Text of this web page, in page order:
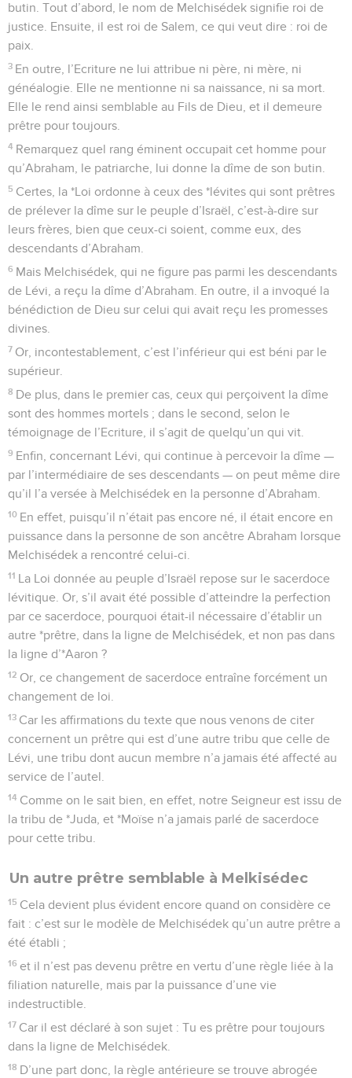
butin. Tout d’abord, le nom de Melchisédek signifie roi de
justice. Ensuite, il est roi de Salem, ce qui veut dire : roi de
paix.
3 En outre, l’Ecriture ne lui attribue ni père, ni mère, ni
généalogie. Elle ne mentionne ni sa naissance, ni sa mort.
Elle le rend ainsi semblable au Fils de Dieu, et il demeure
prêtre pour toujours.
4 Remarquez quel rang éminent occupait cet homme pour
qu’Abraham, le patriarche, lui donne la dîme de son butin.
5 Certes, la *Loi ordonne à ceux des *lévites qui sont prêtres
de prélever la dîme sur le peuple d’Israël, c’est-à-dire sur
leurs frères, bien que ceux-ci soient, comme eux, des
descendants d’Abraham.
6 Mais Melchisédek, qui ne figure pas parmi les descendants
de Lévi, a reçu la dîme d’Abraham. En outre, il a invoqué la
bénédiction de Dieu sur celui qui avait reçu les promesses
divines.
7 Or, incontestablement, c’est l’inférieur qui est béni par le
supérieur.
8 De plus, dans le premier cas, ceux qui perçoivent la dîme
sont des hommes mortels ; dans le second, selon le
témoignage de l’Ecriture, il s’agit de quelqu’un qui vit.
9 Enfin, concernant Lévi, qui continue à percevoir la dîme —
par l’intermédiaire de ses descendants — on peut même dire
qu’il l’a versée à Melchisédek en la personne d’Abraham.
10 En effet, puisqu’il n’était pas encore né, il était encore en
puissance dans la personne de son ancêtre Abraham lorsque
Melchisédek a rencontré celui-ci.
11 La Loi donnée au peuple d’Israël repose sur le sacerdoce
lévitique. Or, s’il avait été possible d’atteindre la perfection
par ce sacerdoce, pourquoi était-il nécessaire d’établir un
autre *prêtre, dans la ligne de Melchisédek, et non pas dans
la ligne d’*Aaron ?
12 Or, ce changement de sacerdoce entraîne forcément un
changement de loi.
13 Car les affirmations du texte que nous venons de citer
concernent un prêtre qui est d’une autre tribu que celle de
Lévi, une tribu dont aucun membre n’a jamais été affecté au
service de l’autel.
14 Comme on le sait bien, en effet, notre Seigneur est issu de
la tribu de *Juda, et *Moïse n’a jamais parlé de sacerdoce
pour cette tribu.
Un autre prêtre semblable à Melkisédec
15 Cela devient plus évident encore quand on considère ce
fait : c’est sur le modèle de Melchisédek qu’un autre prêtre a
été établi ;
16 et il n’est pas devenu prêtre en vertu d’une règle liée à la
filiation naturelle, mais par la puissance d’une vie
indestructible.
17 Car il est déclaré à son sujet : Tu es prêtre pour toujours
dans la ligne de Melchisédek.
18 D’une part donc, la règle antérieure se trouve abrogée